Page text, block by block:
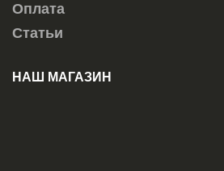
Оплата
Статьи
НАШ МАГАЗИН